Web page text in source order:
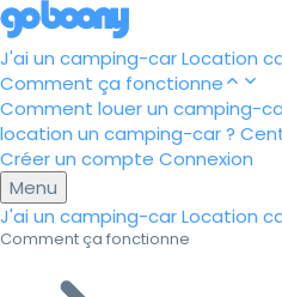
J'ai un camping-carLocation
Comment ça fonctionne
Comment louer un camping-
location un camping-car ?
Créer un compte Connexion
Menu
J'ai un camping-carLocation
Comment ça fonctionne